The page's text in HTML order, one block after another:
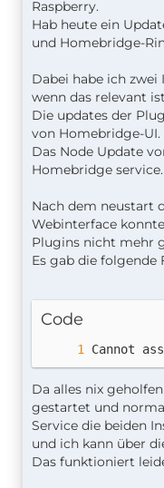
Raspberry.
Hab heute ein
und Homebridge-
Dabei habe ich
wenn das relevant
Die updates der
von Homebridge-UI.
Das Node Update
Homebridge service.
Nach dem neustart
Webinterface
Plugins nicht mehr
Es gab die folgende
Code
Cannot
Da alles nix
gestartet und
Service die beiden
und ich kann über
Das funktioniert